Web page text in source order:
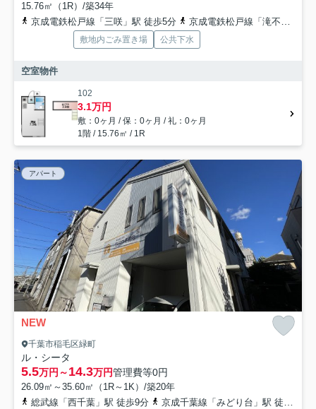
15.76㎡（1R）/築34年
京成電鉄松戸線「三咲」駅 徒歩5分
京成電鉄松戸線「滝不動」駅 徒歩16分
敷地内ごみ置き場 公共下水
空室物件
102
3.1万円
敷：0ヶ月 / 保：0ヶ月 / 礼：0ヶ月
1階 / 15.76㎡ / 1R
アパート
NEW
千葉市稲毛区緑町
ル・シータ
5.5万円～14.3万円管理費等0円
26.09㎡～35.60㎡（1R～1K）/築20年
総武線「西千葉」駅 徒歩9分
京成千葉線「みどり台」駅 徒歩1分